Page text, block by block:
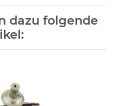
dazu folgende